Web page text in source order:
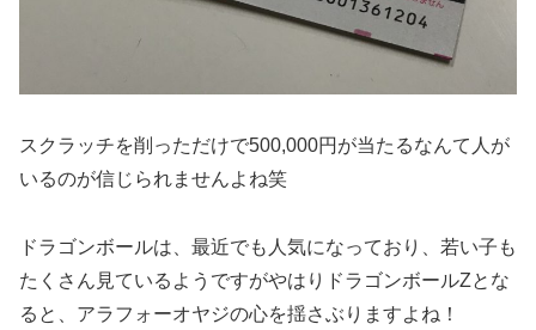
スクラッチを削っただけで500,000円が当たるなんて人が
いるのが信じられませんよね笑
ドラゴンボールは、最近でも人気になっており、若い子も
たくさん見ているようですがやはりドラゴンボールZとな
ると、アラフォーオヤジの心を揺さぶりますよね！